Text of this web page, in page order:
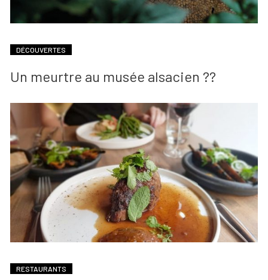
DÉCOUVERTES
Un meurtre au musée alsacien ??
RESTAURANTS